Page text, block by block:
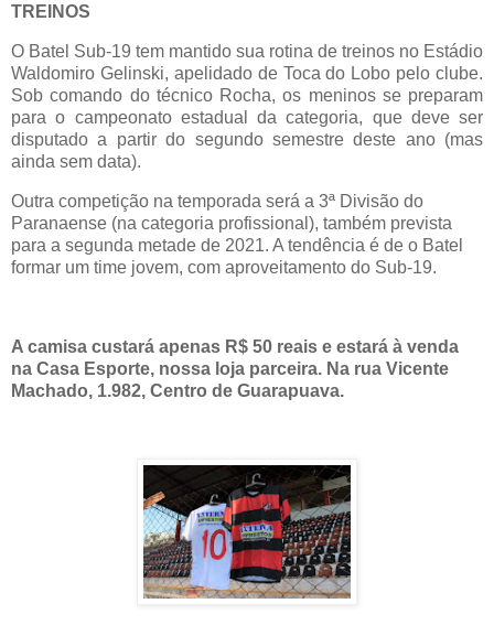
TREINOS
O Batel Sub-19 tem mantido sua rotina de treinos no Estádio
Waldomiro Gelinski, apelidado de Toca do Lobo pelo clube.
Sob comando do técnico Rocha, os meninos se preparam
para o campeonato estadual da categoria, que deve ser
disputado a partir do segundo semestre deste ano (mas
ainda sem data).
Outra competição na temporada será a 3ª Divisão do
Paranaense (na categoria profissional), também prevista
para a segunda metade de 2021. A tendência é de o Batel
formar um time jovem, com aproveitamento do Sub-19.
A camisa custará apenas R$ 50 reais e estará à venda
na Casa Esporte, nossa loja parceira. Na rua Vicente
Machado, 1.982, Centro de Guarapuava.